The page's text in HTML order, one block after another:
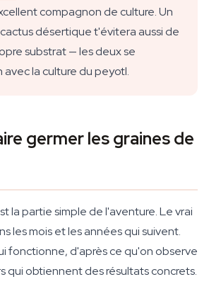
compagnon de culture. Un
désertique t'évitera aussi de
substrat — les deux se
la culture du peyotl.
germer les graines de
la partie simple de l'aventure. Le vrai
les mois et les années qui suivent.
fonctionne, d'après ce qu'on observe
qui obtiennent des résultats concrets.